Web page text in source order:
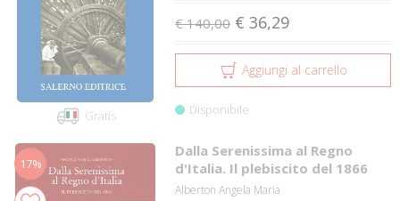
Gratis
€ 140,00 € 36,29
Aggiungi al carrello
Disponibile
17%
Dalla Serenissima al Regno
d'Italia. Il plebiscito del 1866
Alberton Angela Maria